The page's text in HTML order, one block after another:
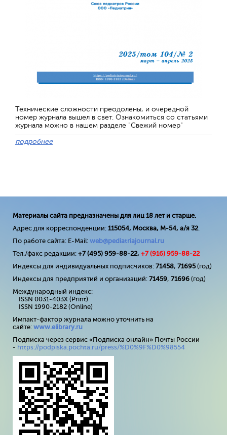
Технические сложности преодолены, и очередной
номер журнала вышел в свет. Ознакомиться со статьями
журнала можно в нашем разделе "Свежий номер"
подробнее
Материалы сайта предназначены для лиц 18 лет и старше.
Адрес для корреспонденции: 115054, Москва, М-54, а/я 32.
По работе сайта: E-Mail: web@pediatriajournal.ru
Тел./факс редакции: +7 (495) 959-88-22, +7 (916) 959-88-22
Индексы для индивидуальных подписчиков: 71458, 71695(год)
Индексы для предприятий и организаций: 71459, 71696 (год)
Международный индекс:
ISSN 0031-403X (Print)
ISSN 1990-2182 (Online)
Импакт-фактор журнала можно уточнить на
сайте: www.elibrary.ru
Подписка через сервис «Подписка онлайн» Почты России
- https://podpiska.pochta.ru/press/%D0%9F%D0%98554